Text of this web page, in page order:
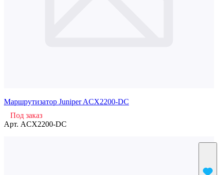
Маршрутизатор Juniper ACX2200-DC
Под заказ
Арт. ACX2200-DC